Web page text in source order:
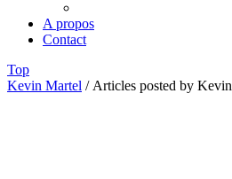
A propos
Contact
Top
Kevin Martel / Articles posted by Kevin